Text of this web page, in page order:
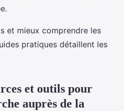
et mieux comprendre les
pratiques détaillent les
et outils pour
auprès de la